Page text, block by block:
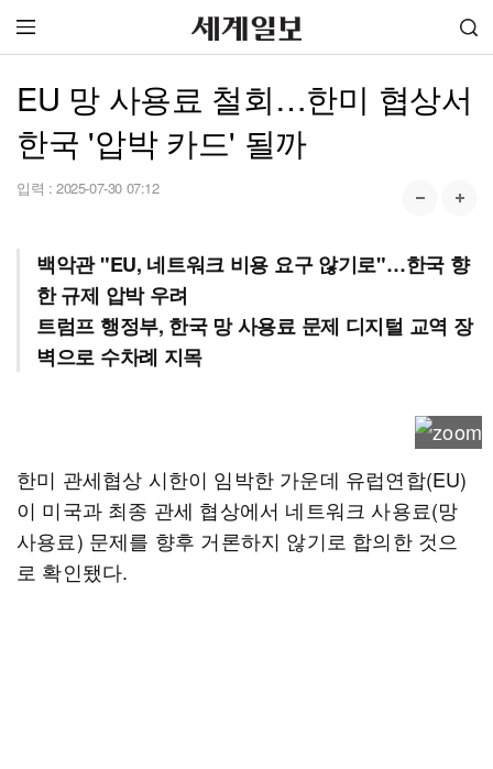
EU 망 사용료 철회…한미 협상서
한국 '압박 카드' 될까
입력 : 2025-07-30 07:12
백악관 "EU, 네트워크 비용 요구 않기로"…한국 향
한 규제 압박 우려
트럼프 행정부, 한국 망 사용료 문제 디지털 교역 장
벽으로 수차례 지목
한미 관세협상 시한이 임박한 가운데 유럽연합(EU)
이 미국과 최종 관세 협상에서 네트워크 사용료(망
사용료) 문제를 향후 거론하지 않기로 합의한 것으
로 확인됐다.